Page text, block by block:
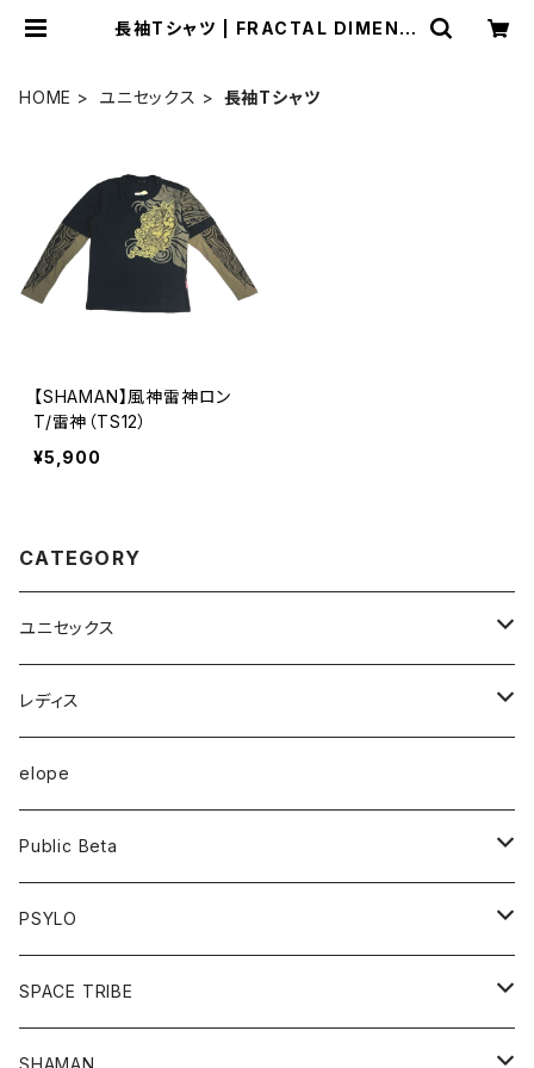
長袖Tシャツ | FRACTAL DIMENSI
HOME ユニセックス 長袖Tシャツ
【SHAMAN】風神雷神ロン
T/雷神（TS12）
¥5,900
CATEGORY
ユニセックス
半袖Tシャツ
長袖Tシャツ
フーディー
パンツ
シューズ
服飾雑貨
レディス
トップス
ボトム
ワンピース
オールインワン
シューズ
elope
Public Beta
半袖Tシャツ
フーディー
長袖Tシャツ
PSYLO
トップス
ボトム
SPACE TRIBE
Tシャツ
SHAMAN